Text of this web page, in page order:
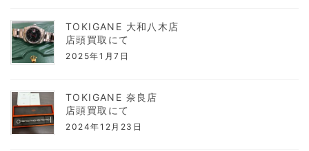
TOKIGANE 大和八木店
店頭買取にて
2025年1月7日
TOKIGANE 奈良店
店頭買取にて
2024年12月23日